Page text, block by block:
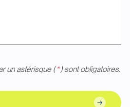
un astérisque (*) sont obligatoires.